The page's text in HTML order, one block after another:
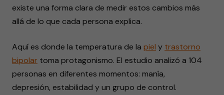
existe una forma clara de medir estos cambios más
allá de lo que cada persona explica.
Aquí es donde la temperatura de la piel y trastorno
bipolar toma protagonismo. El estudio analizó a 104
personas en diferentes momentos: manía,
depresión, estabilidad y un grupo de control.